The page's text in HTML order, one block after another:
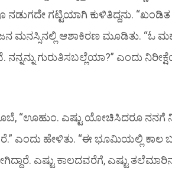
ನಡುಗದೇ ಗಟ್ಟಿಯಾಗಿ ಕುಳಿತಿದ್ದನು.
ಮನಸ್ಸಿನಲ್ಲಿ ಆಶಾಕಿರಣ ಮೂಡಿತು. “ಓ
ನನ್ನನ್ನು ಗುರುತಿಸಬಲ್ಲೆಯಾ?” ಎಂದು
“ಊಹುಂ. ಎಷ್ಟು ಯೋಚಿಸಿದರೂ ನನಗೆ
ಎಂದು ಹೇಳಿತು. “ಈ ಭೂಮಿಯಲ್ಲಿ
ಎಷ್ಟು ಕಾಲದವರೆಗೆ, ಎಷ್ಟು